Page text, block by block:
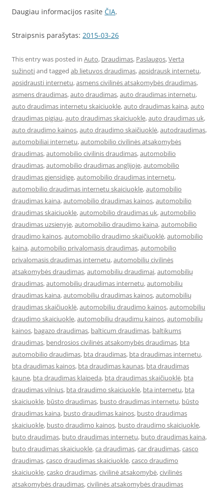
Daugiau informacijos rasite ČIA.
Straipsnis parašytas: 2015-03-26
This entry was posted in Auto, Draudimas, Paslaugos,Verta
sužinotiand tagged ab lietuvos draudimas,apsidrausk internetu,
apsidrausti internetu,asmens civilinės atsakomybės draudimas,
asmens draudimas,auto draudimas,auto draudimas internetu,
auto draudimas internetu skaiciuokle,auto draudimas kaina,auto
draudimas pigiau,auto draudimas skaiciuokle,auto draudimas uk,
auto draudimo kainos,auto draudimo skaičiuoklė,autodraudimas,
automobiliai internetu,automobilio civilinės atsakomybės
draudimas,automobilio civilinis draudimas,automobilio
draudimas,automobilio draudimas anglijoje,automobilio
draudimas gjensidige,automobilio draudimas internetu,
automobilio draudimas internetu skaiciuokle,automobilio
draudimas kaina,automobilio draudimas kainos,automobilio
draudimas skaiciuokle,automobilio draudimas uk,automobilio
draudimas uzsienyje,automobilio draudimo kaina,automobilio
draudimo kainos,automobilio draudimo skaičiuoklė,automobilio
kaina,automobilio privalomasis draudimas,automobilio
privalomasis draudimas internetu,automobilių civilinės
atsakomybės draudimas,automobiliu draudimai,automobilių
draudimas,automobilių draudimas internetu,automobiliu
draudimas kaina,automobiliu draudimas kainos,automobilių
draudimas skaičiuoklė,automobiliu draudimo kainos,automobiliu
draudimo skaiciuokle,automobiliu draudimu kainos,automobilių
kainos, bagazo draudimas, balticum draudimas, baltikums
draudimas, bendrosios civilinės atsakomybės draudimas, bta
automobilio draudimas, bta draudimas, bta draudimas internetu,
bta draudimas kainos, bta draudimas kaunas, bta draudimas
kaune, bta draudimas klaipeda, bta draudimas skaičiuoklė, bta
draudimas vilnius, bta draudimo skaiciuokle, bta internetu, bta
skaiciuokle, būsto draudimas, busto draudimas internetu, būsto
draudimas kaina, busto draudimas kainos, busto draudimas
skaiciuokle, busto draudimo kainos, busto draudimo skaiciuokle,
buto draudimas, buto draudimas internetu, buto draudimas kaina,
buto draudimas skaiciuokle,ca draudimas,car draudimas,casco
draudimas,casco draudimas skaiciuokle,casco draudimo
skaiciuokle,casko draudimas,civilinė atsakomybė,civilinės
atsakomybės draudimas,civilinės atsakomybės draudimas